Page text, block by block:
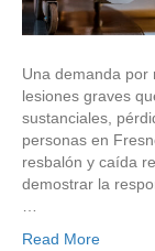
Una demanda por
lesiones graves
sustanciales,
personas en
resbalón y caída
demostrar la
Read More